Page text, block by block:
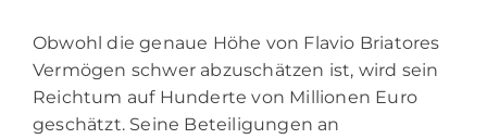
Obwohl die genaue Höhe von Flavio Briatores
Vermögen schwer abzuschätzen ist, wird sein
Reichtum auf Hunderte von Millionen Euro
geschätzt. Seine Beteiligungen an